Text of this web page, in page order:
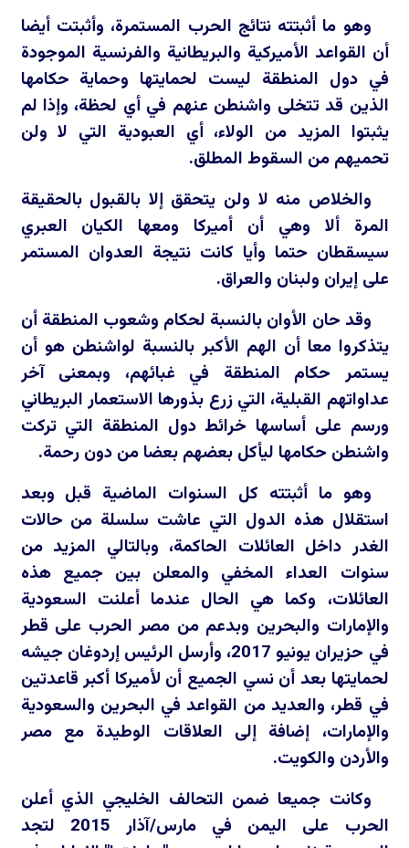
وهو ما أثبتته نتائج الحرب المستمرة، وأثبتت أيضا
أن القواعد الأميركية والبريطانية والفرنسية الموجودة
في دول المنطقة ليست لحمايتها وحماية حكامها
الذين قد تتخلى واشنطن عنهم في أي لحظة، وإذا لم
يثبتوا المزيد من الولاء، أي العبودية التي لا ولن
تحميهم من السقوط المطلق.
والخلاص منه لا ولن يتحقق إلا بالقبول بالحقيقة
المرة ألا وهي أن أميركا ومعها الكيان العبري
سيسقطان حتما وأيا كانت نتيجة العدوان المستمر
على إيران ولبنان والعراق.
وقد حان الأوان بالنسبة لحكام وشعوب المنطقة أن
يتذكروا معا أن الهم الأكبر بالنسبة لواشنطن هو أن
يستمر حكام المنطقة في غبائهم، وبمعنى آخر
عداواتهم القبلية، التي زرع بذورها الاستعمار البريطاني
ورسم على أساسها خرائط دول المنطقة التي تركت
واشنطن حكامها ليأكل بعضهم بعضا من دون رحمة.
وهو ما أثبتته كل السنوات الماضية قبل وبعد
استقلال هذه الدول التي عاشت سلسلة من حالات
الغدر داخل العائلات الحاكمة، وبالتالي المزيد من
سنوات العداء المخفي والمعلن بين جميع هذه
العائلات، وكما هي الحال عندما أعلنت السعودية
والإمارات والبحرين وبدعم من مصر الحرب على قطر
في حزيران يونيو 2017، وأرسل الرئيس إردوغان جيشه
لحمايتها بعد أن نسي الجميع أن لأميركا أكبر قاعدتين
في قطر، والعديد من القواعد في البحرين والسعودية
والإمارات، إضافة إلى العلاقات الوطيدة مع مصر
والأردن والكويت.
وكانت جميعا ضمن التحالف الخليجي الذي أعلن
الحرب على اليمن في مارس/آذار 2015 لتجد